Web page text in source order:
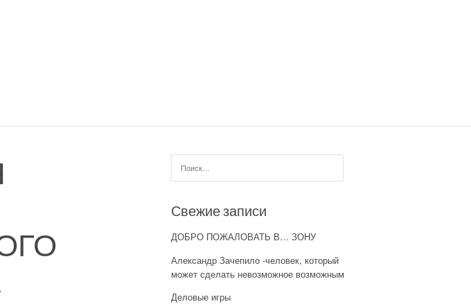
Свежие записи
ДОБРО ПОЖАЛОВАТЬ В… ЗОНУ
Александр Зачепило -человек, который
может сделать невозможное возможным
Деловые игры